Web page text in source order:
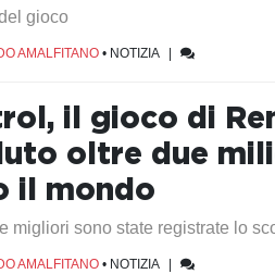
gioco
AMALFITANO• NOTIZIA|
il gioco di
oltre due
il mondo
migliori sono state registrate lo
AMALFITANO• NOTIZIA|